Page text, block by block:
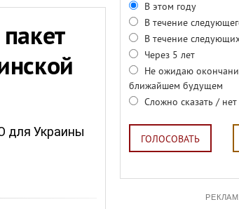
для Украины
В этом году
В течение
В течение
Через 5 лет
Не ожидаю
ближайшем будущем
Сложно сказать /
ГОЛОСОВАТЬ